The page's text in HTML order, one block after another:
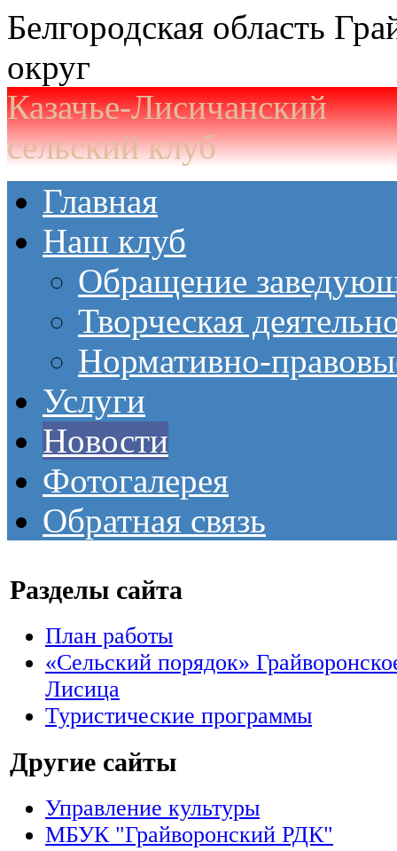
Белгородская область
округ
Казачье-Лисичанский
сельский клуб
Главная
Наш клуб
Обращение
Творческая
Нормативно-
Услуги
Новости
Фотогалерея
Обратная связь
Разделы сайта
План работы
«Сельский порядок»
Лисица
Туристические программы
Другие сайты
Управление культуры
МБУК "Грайворонский РДК"